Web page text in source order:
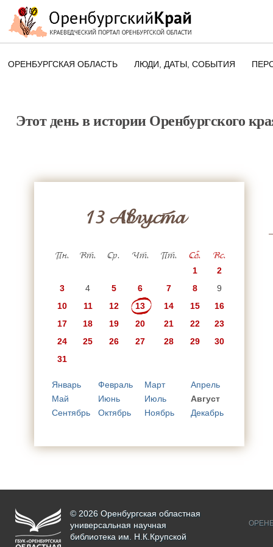
ОРЕНБУРГСКАЯ ОБЛАСТЬ ЛЮДИ, ДАТЫ, CОБЫТИЯ
ПАМЯТНЫЕ ДАТЫ
Этот день в истории Оренбургского
13 Августа
Пн. Вт. Ср. Чт. Пт. Сб. Вс.
1
2
3
4 5 6 7 8
9
10
11 12 13 14 15
16
17
18 19 20 21 22
23
24
25 26 27 28 29
30
31
Январь Февраль Март
Апрель
Май
Июнь Июль
Август
Сентябрь
Октябрь Ноябрь Декабрь
© 2026 Оренбургская областная
универсальная научная
библиотека им. Н.К.Крупской